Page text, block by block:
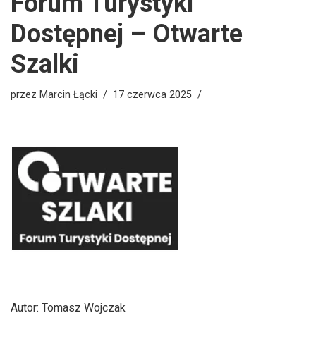
Dostępnej – Otwarte
Szalki
przez Marcin Łącki 17 czerwca 2025
Autor: Tomasz Wojczak